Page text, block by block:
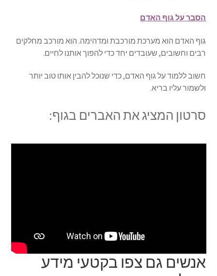
הסבר על גוף האדם
גוף האדם הוא מערכת מורכבת ומדהימה. הוא מורכב מחלקים
רבים וחשובים, שעובדים יחד כדי להפוך אותנו לחיים.
חשוב ללמוד על גוף האדם, כדי שנוכל להבין אותו טוב יותר
ולשמור עליו בריא.
סרטון המציג את האברים בגוף:
אנשים גם צפו בקטעי מידע